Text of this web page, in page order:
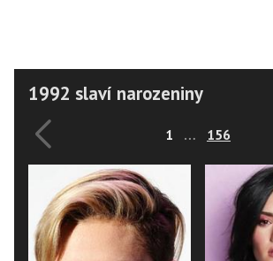
1992 slaví narozeniny
1 … 156